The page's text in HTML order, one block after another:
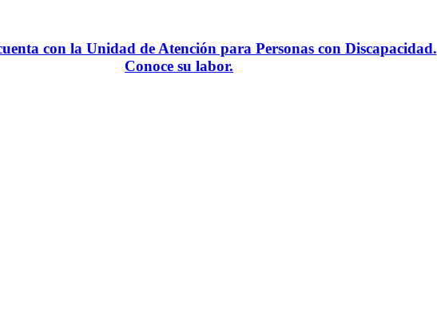
con la Unidad de Atención para Personas con Discapacidad.
Conoce su labor.